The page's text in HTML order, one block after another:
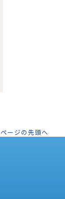
ページの先頭へ